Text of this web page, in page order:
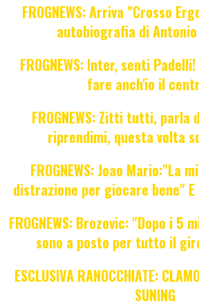
FROGNEWS: Arriva "Crosso
autobiografia di Antonio
FROGNEWS: Inter, senti
fare anch'io il
FROGNEWS: Zitti tutti, parla
riprendimi, questa volta
FROGNEWS: Joao Mario:"La
distrazione per giocare bene"
FROGNEWS: Brozovic: "Dopo i 5
sono a posto per tutto il
ESCLUSIVA RANOCCHIATE:
SUNING